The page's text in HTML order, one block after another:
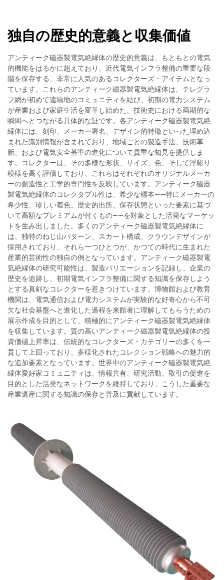
独自の歴史的意義と収集価値
アンティーク磁器製電気絶縁体の歴史的意義は、もともとの電気
的機能をはるかに超えており、近代電気インフラ整備の重要な段
階を保存する、非常に人気のあるコレクターズ・アイテムとなっ
ています。これらのアンティーク磁器製電気絶縁体は、テレグラ
フ網が初めて遠隔地のコミュニティを結び、初期の電力システム
が産業および家庭生活を変革し始めた、技術史における画期的な
瞬間へとつながる具体的な証です。各アンティーク磁器製電気絶
縁体には、刻印、メーカー署名、デザイン的特徴といった埋め込
まれた識別情報が含まれており、地域ごとの製造手法、技術革
新、および電気安全基準の進化について貴重な知見を提供しま
す。コレクターは、その多様な形状、サイズ、色、そして浮彫り
模様を高く評価しており、これらはそれぞれのオリジナルメーカ
ーの創造性と工学的専門性を反映しています。アンティーク磁器
製電気絶縁体のコレクタブル性は、希少な標本——特にメーカーの
希少性、珍しい着色、歴史的出所、保存状態といった要素に基づ
いて高額なプレミアムが付くもの——を対象とした活発なマーケッ
トを生み出しました。多くのアンティーク磁器製電気絶縁体に
は、独特のねじ山パターン、スカート構成、クラウンデザインが
採用されており、それら一つひとつが、かつての時代に生まれた
産業的芸術性の独自の例となっています。アンティーク磁器製電
気絶縁体の研究可能性は、製造バリエーションを記録し、企業の
歴史を追跡し、初期電気インフラ整備に関する知識を保存しよう
とする真剣なコレクターを惹きつけています。博物館および教育
機関は、電気通信および電力システムが実験的な好奇心から不可
欠な社会基盤へと進化した過程を来館者に理解してもらうための
展示作成を目的として、積極的にアンティーク磁器製電気絶縁体
を収集しています。質の高いアンティーク磁器製電気絶縁体の投
資価値上昇率は、伝統的なコレクターズ・カテゴリーの多くを一
貫して上回っており、多様化されたコレクション戦略への魅力的
な追加要素となっています。世界中のアンティーク磁器製電気絶
縁体愛好家コミュニティは、情報共有、研究活動、取引の促進を
目的とした活発なネットワークを維持しており、こうした重要な
産業遺産に関する知識の保存と普及に貢献しています。